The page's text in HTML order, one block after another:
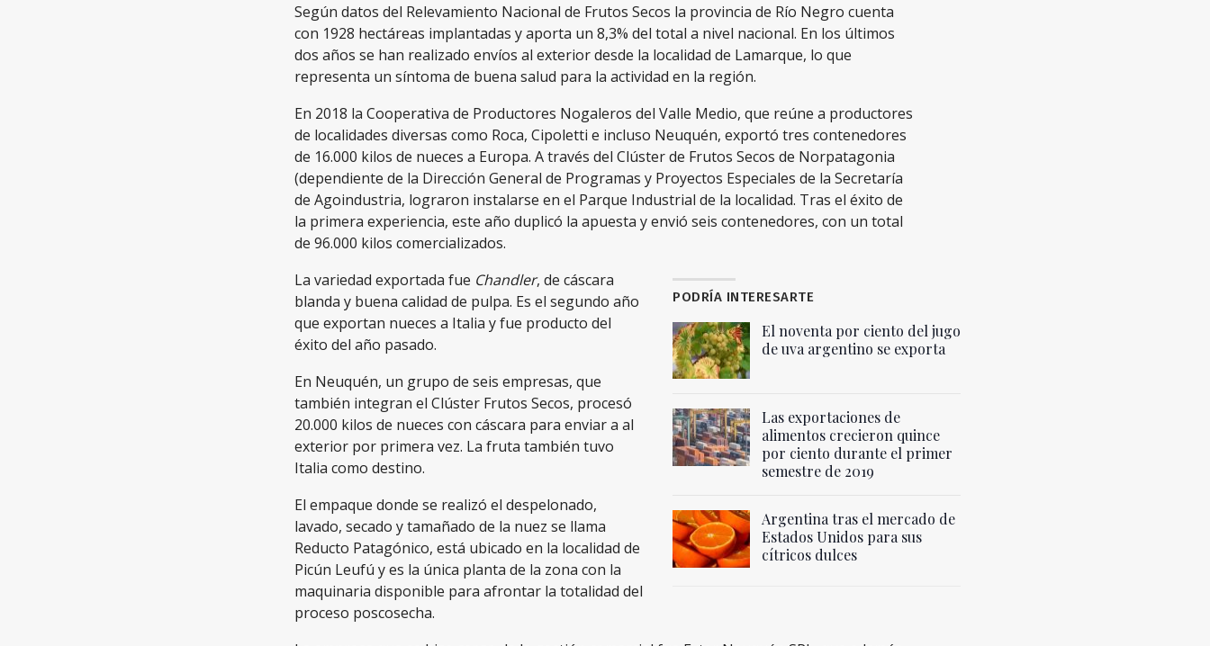
Según datos del Relevamiento Nacional de Frutos Secos la provincia de Río Negro cuenta
con 1928 hectáreas implantadas y aporta un 8,3% del total a nivel nacional. En los últimos
dos años se han realizado envíos al exterior desde la localidad de Lamarque, lo que
representa un síntoma de buena salud para la actividad en la región.
En 2018 la Cooperativa de Productores Nogaleros del Valle Medio, que reúne a productores
de localidades diversas como Roca, Cipoletti e incluso Neuquén, exportó tres contenedores
de 16.000 kilos de nueces a Europa. A través del Clúster de Frutos Secos de Norpatagonia
(dependiente de la Dirección General de Programas y Proyectos Especiales de la Secretaría
de Agoindustria, lograron instalarse en el Parque Industrial de la localidad. Tras el éxito de
la primera experiencia, este año duplicó la apuesta y envió seis contenedores, con un total
de 96.000 kilos comercializados.
PODRÍA INTERESARTE
El noventa por ciento del jugo
de uva argentino se exporta
Las exportaciones de
alimentos crecieron quince
por ciento durante el primer
semestre de 2019
Argentina tras el mercado de
Estados Unidos para sus
cítricos dulces
La variedad exportada fue Chandler, de cáscara
blanda y buena calidad de pulpa. Es el segundo año
que exportan nueces a Italia y fue producto del
éxito del año pasado.
En Neuquén, un grupo de seis empresas, que
también integran el Clúster Frutos Secos, procesó
20.000 kilos de nueces con cáscara para enviar a al
exterior por primera vez. La fruta también tuvo
Italia como destino.
El empaque donde se realizó el despelonado,
lavado, secado y tamañado de la nuez se llama
Reducto Patagónico, está ubicado en la localidad de
Picún Leufú y es la única planta de la zona con la
maquinaria disponible para afrontar la totalidad del
proceso poscosecha.